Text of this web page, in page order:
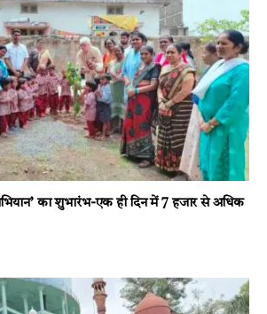
का शुभारंभ-एक ही दिन में 7 हजार से अधिक